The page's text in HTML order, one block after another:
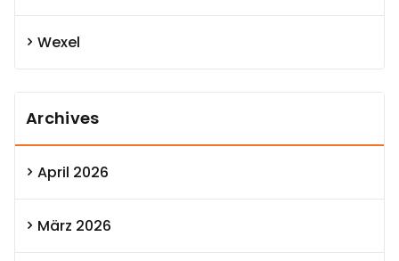
Wexel
Archives
April 2026
März 2026